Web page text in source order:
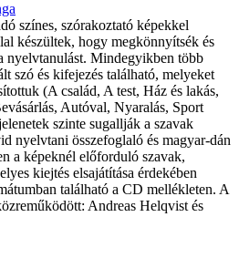
színes, szórakoztató képekkel
készültek, hogy megkönnyítsék és
nyelvtanulást. Mindegyikben több
szó és kifejezés található, melyeket
(A család, A test, Ház és lakás,
Autóval, Nyaralás, Sport
szinte sugallják a szavak
nyelvtani összefoglaló és magyar-dán
a képeknél előforduló szavak,
kiejtés elsajátítása érdekében
található a CD mellékleten. A
Andreas Helqvist és